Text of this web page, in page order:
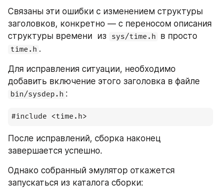
Связаны эти ошибки с изменением структуры
заголовков, конкретно — с переносом описания
структуры времени  из
sys/time.h
time.h .
Для исправления ситуации, необходимо
bin/sysdep.h :
#include <time.h>
После исправлений, сборка наконец
завершается успешно.
Однако собранный эмулятор откажется
запускаться из каталога сборки: